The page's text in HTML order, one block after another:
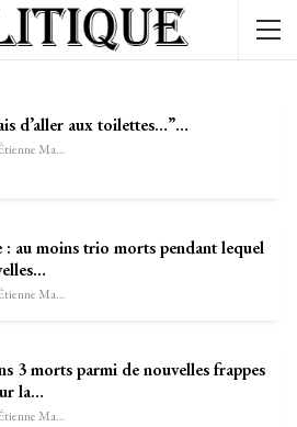
d’aller aux toilettes…”…
Sébastien-Étienne Marechal
: au moins trio morts pendant lequel
Sébastien-Étienne Marechal
3 morts parmi de nouvelles frappes
la…
Sébastien-Étienne Marechal